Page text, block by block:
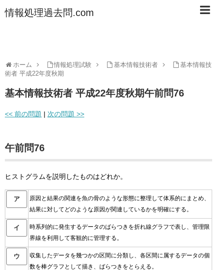
情報処理過去問.com
ホーム 情報処理試験 基本情報技術者
基本情報技
術者 平成22年度秋期
基本情報技術者 平成22年度秋期午前問76
<< 前の問題 | 次の問題 >>
午前問76
ヒストグラムを説明したものはどれか。
ア
原因と結果の関連を魚の骨のような形態に整理して体系的にまとめ、
結果に対してどのような原因が関連しているかを明確にする。
イ
時系列的に発生するデータのばらつきを折れ線グラフで表し、管理限
界線を利用して客観的に管理する。
ウ
収集したデータを幾つかの区間に分類し、各区間に属するデータの個
数を棒グラフとして描き、ばらつきをとらえる。